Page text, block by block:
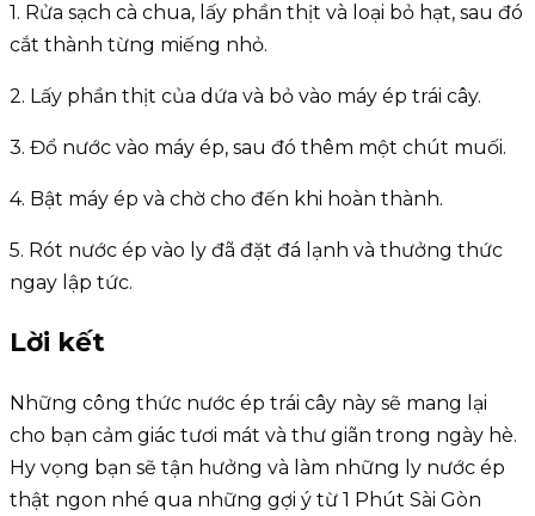
1. Rửa sạch cà chua, lấy phần thịt và loại bỏ hạt, sau đó
cắt thành từng miếng nhỏ.
2. Lấy phần thịt của dứa và bỏ vào máy ép trái cây.
3. Đổ nước vào máy ép, sau đó thêm một chút muối.
4. Bật máy ép và chờ cho đến khi hoàn thành.
5. Rót nước ép vào ly đã đặt đá lạnh và thưởng thức
ngay lập tức.
Lời kết
Những công thức nước ép trái cây này sẽ mang lại
cho bạn cảm giác tươi mát và thư giãn trong ngày hè.
Hy vọng bạn sẽ tận hưởng và làm những ly nước ép
thật ngon nhé qua những gợi ý từ 1 Phút Sài Gòn